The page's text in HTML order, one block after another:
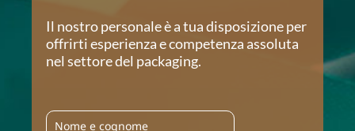
Il nostro personale è a tua disposizione per
offrirti esperienza e competenza assoluta
nel settore del packaging.